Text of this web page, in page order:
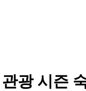
광 시즌